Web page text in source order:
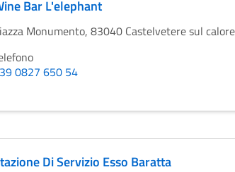
Bar L'elephant
Monumento, 83040 Castelvetere sul
0827 650 54
Di Servizio Esso Baratta